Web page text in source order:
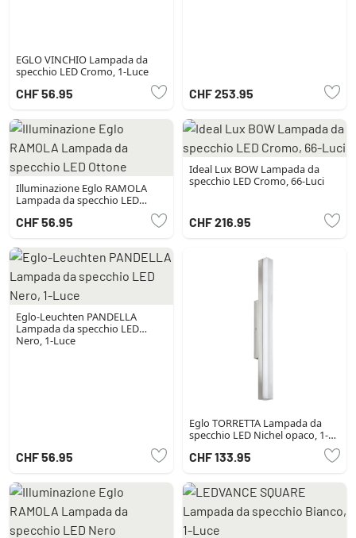
EGLO VINCHIO Lampada da
specchio LED Cromo, 1-Luce
CHF 56.95 CHF 253.95
Illuminazione Eglo RAMOLA
Lampada da specchio LED
CHF 56.95
Ideal Lux BOW Lampada da
specchio LED Cromo, 66-Luci
CHF 216.95
Eglo-Leuchten PANDELLA
Lampada da specchio LED
Nero, 1-Luce
CHF 56.95
Eglo TORRETTA Lampada da
specchio LED Nichel opaco, 1-
CHF 133.95